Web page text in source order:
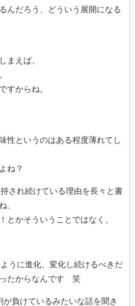
んだろう、どういう展開になる
まえば、
すからね。
性というのはある程度薄れてし
ね？
され続けている理由を長々と書
、
とかそういうことではなく、
うに進化、変化し続けるべきだ
たからなんです 笑
が負けているみたいな話を聞き